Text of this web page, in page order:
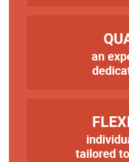
an
tailored